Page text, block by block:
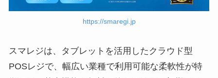
https://smaregi.jp
スマレジは、タブレットを活用したクラウド型
POSレジで、幅広い業種で利用可能な柔軟性が特